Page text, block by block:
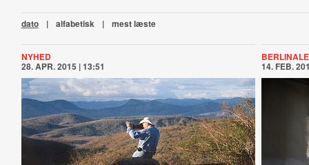
dato | alfabetisk | mest læste
NYHED
28. APR. 2015 | 13:51 14. FEB.